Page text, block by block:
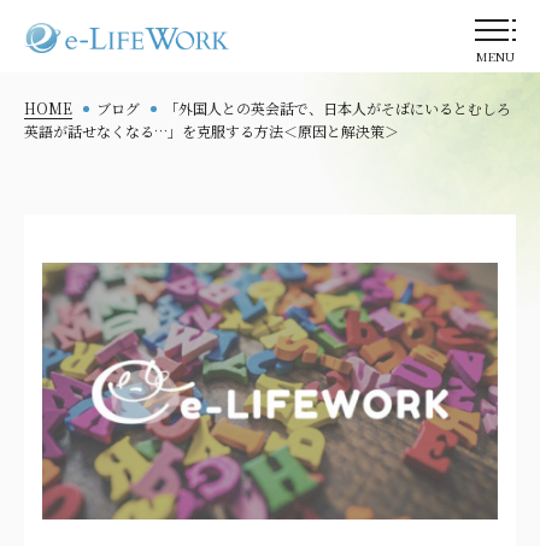
MENU
HOME ブログ
「外国人との英会話で、日本人がそばにいるとむしろ
英語が話せなくなる…」を克服する方法＜原因と解決策＞